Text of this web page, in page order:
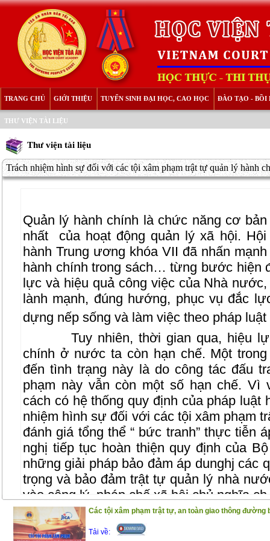
TRANG CHỦ GIỚI THIỆU TUYỂN SINH ĐẠI HỌC, CAO HỌC ĐÀO TẠO - BỒI
THƯ VIỆN TÀI LIỆU
Thư viện tài liệu
Trách nhiệm hình sự đối với các tội xâm phạm trật tự quản lý hành
Quản lý hành chính là chức năng cơ
nhất
của hoạt động quản lý xã hội.
hành Trung ương khóa VII đã nhấn
hành chính trong sách… từng bước hiện
lực và hiệu quả công việc của Nhà
lành mạnh, đúng hướng, phục vụ đắc
dựng nếp sống và làm việc theo pháp luật
Tuy nhiên, thời gian qua, hiệu
chính ở nước ta còn hạn chế. Một
đến tình trạng này là do công tác đấu
phạm này vẫn còn một số hạn chế. Vì
cách có hệ thống quy định của pháp luật
nhiệm hình sự đối với các tội xâm phạm
đánh giá tổng thể “ bức tranh” thực tiễn
nghị tiếp tục hoàn thiện quy định của
những giải pháp bảo đảm áp dunghj các
trọng và bảo đảm trật tự quản lý nhà
vào công lý, pháp chế xã hội chủ nghĩa
Trong phạm vi cuốn sách này,
và sâu sắc hơn những vấn đề lý luận về
Các tội xâm phạm trật tự, an toàn giao thông đường
Tải về: